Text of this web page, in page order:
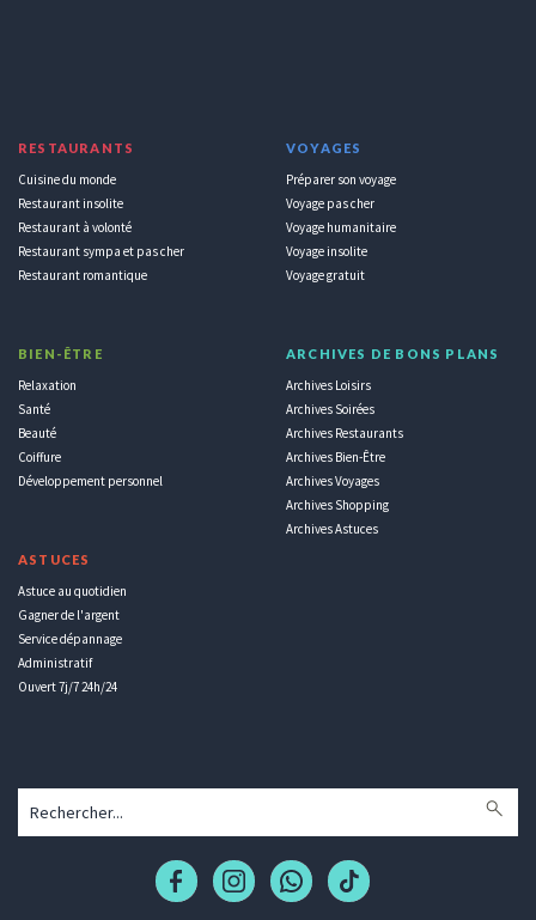
RESTAURANTS
Cuisine du monde
Restaurant insolite
Restaurant à volonté
Restaurant sympa et pas cher
Restaurant romantique
BIEN-ÊTRE
Relaxation
Santé
Beauté
Coiffure
Développement personnel
ASTUCES
Astuce au quotidien
Gagner de l'argent
Service dépannage
Administratif
Ouvert 7j/7 24h/24
VOYAGES
Préparer son voyage
Voyage pas cher
Voyage humanitaire
Voyage insolite
Voyage gratuit
ARCHIVES DE BONS PLANS
Archives Loisirs
Archives Soirées
Archives Restaurants
Archives Bien-Être
Archives Voyages
Archives Shopping
Archives Astuces